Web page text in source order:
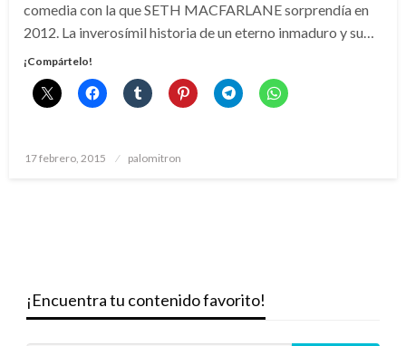
comedia con la que SETH MACFARLANE sorprendía en
2012. La inverosímil historia de un eterno inmaduro y su…
¡Compártelo!
Publicado
17 febrero, 2015 palomitron
¡Encuentra tu contenido favorito!